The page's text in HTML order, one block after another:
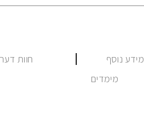
מידע נוסף
חוות דעת
מימדים